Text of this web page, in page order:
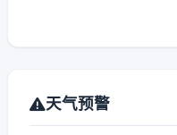
天气预警